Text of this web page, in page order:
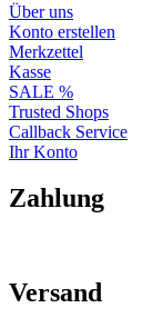
Über uns
Konto erstellen
Merkzettel
Kasse
SALE %
Trusted Shops
Callback Service
Ihr Konto
Zahlung
Versand